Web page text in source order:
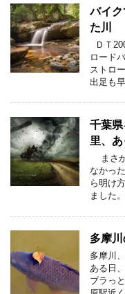
バイ
た川
ＤＴ
ロード
ストロ
出足も
千葉
里、
まさか
なかっ
ら明け
ました
多摩
多摩川
ある日
ブラっ